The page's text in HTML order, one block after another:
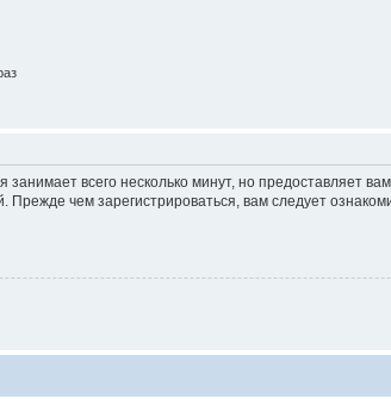
всего несколько минут, но предоставляет
Прежде чем зарегистрироваться, вам следует